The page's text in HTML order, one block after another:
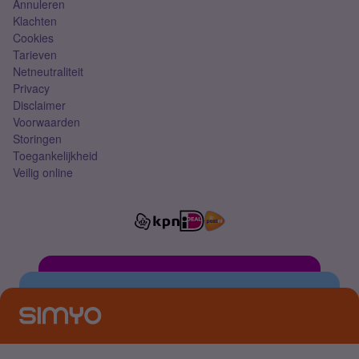
Annuleren
Klachten
Cookies
Tarieven
Netneutraliteit
Privacy
Disclaimer
Voorwaarden
Storingen
Toegankelijkheid
Veilig online